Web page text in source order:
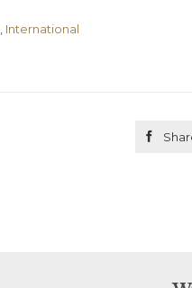
International
